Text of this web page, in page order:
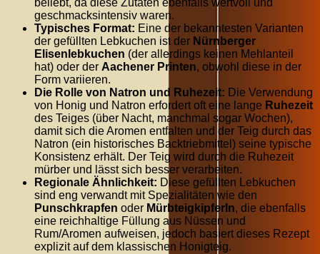
beliebt, da diese Zutaten ebenfalls wertvoll und
geschmacksintensiv waren.
Typisches Format: Eine der bekanntesten Varianten
der gefüllten Lebkuchen ist der Nürnberger
Elisenlebkuchen (der allerdings keinen Mehlanteil
hat) oder der Aachener Printen, obwohl diese in der
Form variieren.
Die Rolle von Natron und Ruhezeit: Die Verwendung
von Honig und Natron erfordert oft eine lange Ruhezeit
des Teiges (über Nacht, manchmal sogar Wochen),
damit sich die Aromen entfalten und der Teig durch das
Natron (ein historisches Backtriebmittel) seine typische
Konsistenz erhält. Der Teig wird durch die Ruhezeit
mürber und lässt sich besser verarbeiten.
Regionale Ähnlichkeit: Diese gefüllten Lebkuchen
sind eng verwandt mit Spezialitäten wie den
Punschkrapfen oder Mürbteigkipferln, die ebenfalls
eine reichhaltige Füllung aus Nüssen und
Rum/Aromen aufweisen, jedoch basiert dieses Rezept
explizit auf dem klassischen Honigteig.